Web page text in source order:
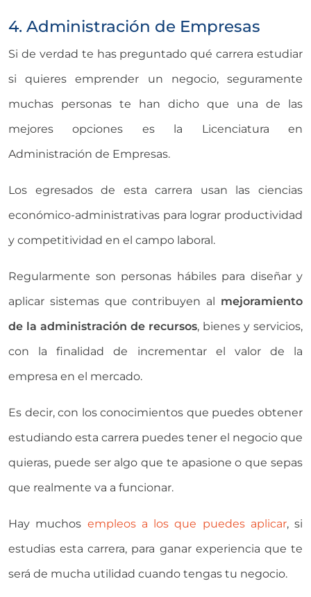
4. Administración de Empresas
Si de verdad te has preguntado qué carrera estudiar
si quieres emprender un negocio, seguramente
muchas personas te han dicho que una de las
mejores opciones es la Licenciatura en
Administración de Empresas.
Los egresados de esta carrera usan las ciencias
económico-administrativas para lograr productividad
y competitividad en el campo laboral.
Regularmente son personas hábiles para diseñar y
aplicar sistemas que contribuyen al mejoramiento
de la administración de recursos, bienes y servicios,
con la finalidad de incrementar el valor de la
empresa en el mercado.
Es decir, con los conocimientos que puedes obtener
estudiando esta carrera puedes tener el negocio que
quieras, puede ser algo que te apasione o que sepas
que realmente va a funcionar.
Hay muchos empleos a los que puedes aplicar, si
estudias esta carrera, para ganar experiencia que te
será de mucha utilidad cuando tengas tu negocio.